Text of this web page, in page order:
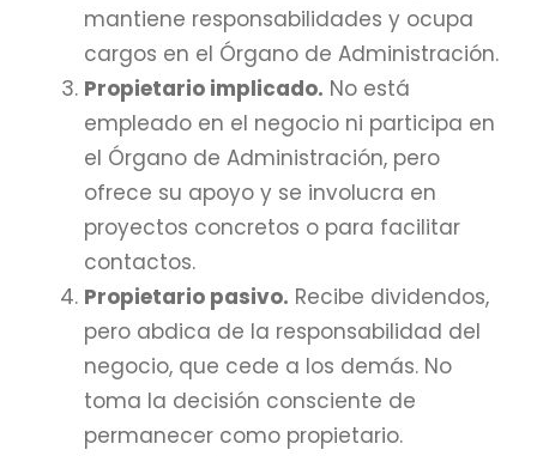
mantiene responsabilidades y ocupa
cargos en el Órgano de Administración.
Propietario implicado. No está
empleado en el negocio ni participa en
el Órgano de Administración, pero
ofrece su apoyo y se involucra en
proyectos concretos o para facilitar
contactos.
Propietario pasivo. Recibe dividendos,
pero abdica de la responsabilidad del
negocio, que cede a los demás. No
toma la decisión consciente de
permanecer como propietario.